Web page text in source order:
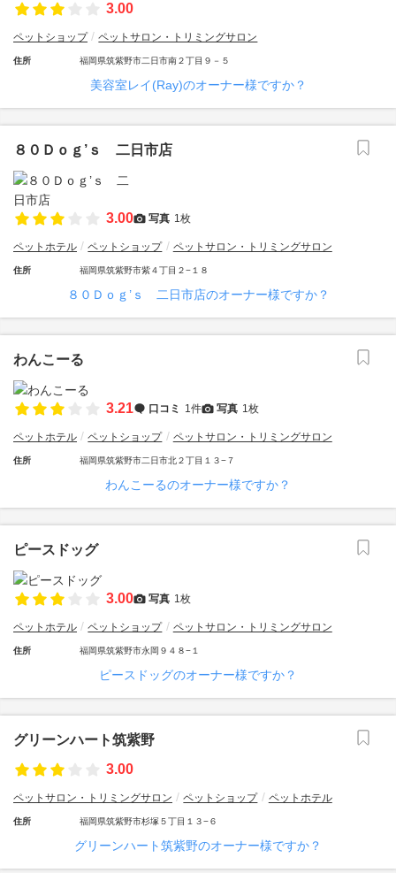
3.00
ペットショップ ペットサロン・トリミングサロン
住所 福岡県筑紫野市二日市南２丁目９－５
美容室レイ(Ray)のオーナー様ですか？
８０Ｄｏｇ’ｓ 二日市店
3.00 写真 1枚
ペットホテル ペットショップ ペットサロン・トリミングサロン
住所 福岡県筑紫野市紫４丁目２−１８
８０Ｄｏｇ’ｓ 二日市店のオーナー様ですか？
わんこーる
3.21 口コミ 1件 写真 1枚
ペットホテル ペットショップ ペットサロン・トリミングサロン
住所 福岡県筑紫野市二日市北２丁目１３−７
わんこーるのオーナー様ですか？
ピースドッグ
3.00 写真 1枚
ペットホテル ペットショップ ペットサロン・トリミングサロン
住所 福岡県筑紫野市永岡９４８−１
ピースドッグのオーナー様ですか？
グリーンハート筑紫野
3.00
ペットサロン・トリミングサロン ペットショップ ペットホテル
住所 福岡県筑紫野市杉塚５丁目１３−６
グリーンハート筑紫野のオーナー様ですか？